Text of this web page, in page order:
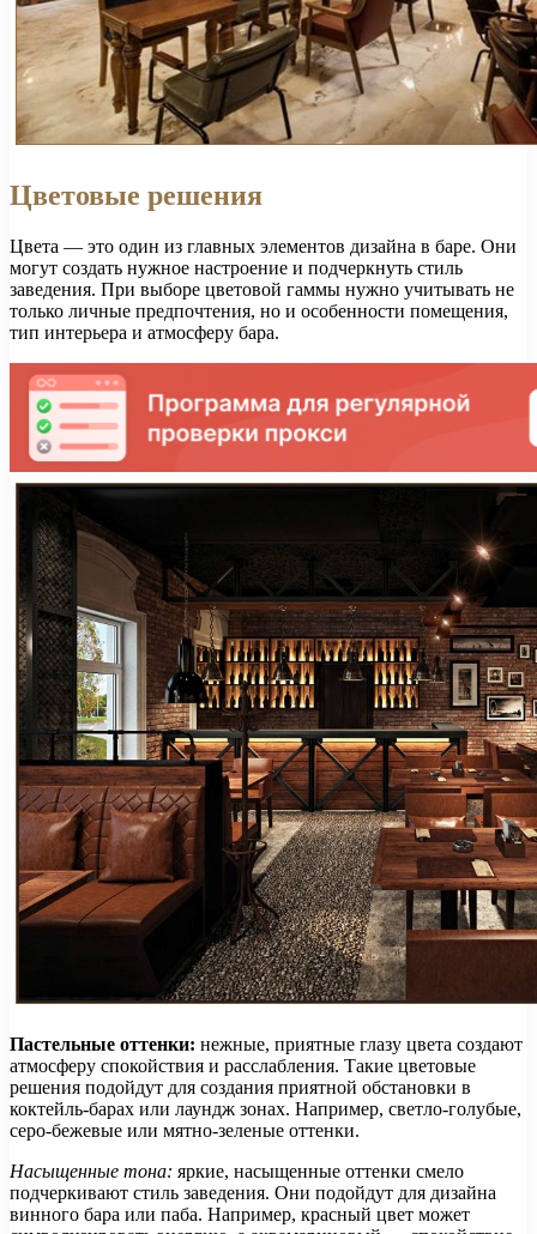
Цветовые решения
Цвета — это один из главных элементов дизайна в баре. Они
могут создать нужное настроение и подчеркнуть стиль
заведения. При выборе цветовой гаммы нужно учитывать не
только личные предпочтения, но и особенности помещения,
тип интерьера и атмосферу бара.
Пастельные оттенки: нежные, приятные глазу цвета создают
атмосферу спокойствия и расслабления. Такие цветовые
решения подойдут для создания приятной обстановки в
коктейль-барах или лаундж зонах. Например, светло-голубые,
серо-бежевые или мятно-зеленые оттенки.
Насыщенные тона: яркие, насыщенные оттенки смело
подчеркивают стиль заведения. Они подойдут для дизайна
винного бара или паба. Например, красный цвет может